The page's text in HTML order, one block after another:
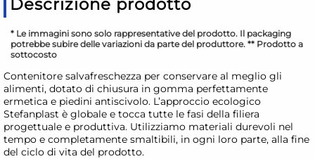
Descrizione prodotto
* Le immagini sono solo rappresentative del prodotto. Il packaging
potrebbe subire delle variazioni da parte del produttore. ** Prodotto a
sottocosto
Contenitore salvafreschezza per conservare al meglio gli
alimenti, dotato di chiusura in gomma perfettamente
ermetica e piedini antiscivolo. L’approccio ecologico
Stefanplast è globale e tocca tutte le fasi della filiera
progettuale e produttiva. Utilizziamo materiali durevoli nel
tempo e completamente smaltibili, in ogni loro parte, alla fine
del ciclo di vita del prodotto.